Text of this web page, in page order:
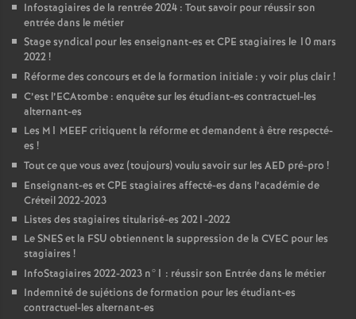
Infostagiaires de la rentrée 2024 : Tout savoir pour réussir son
entrée dans le métier
Stage syndical pour les enseignant-es etCPE stagiaires le 10 mars
2022!
Réforme des concours et de la formation initiale : y voir plus clair!
C’est l’ECAtombe : enquête sur les étudiant-es contractuel-les
alternant-es
Les M1 MEEFcritiquent la réforme et demandent à être respecté-
es !
Tout ce que vous avez (toujours) voulu savoir sur les AED pré-pro !
Enseignant-es etCPE stagiaires affecté-es dans l’académie de
Créteil 2022-2023
Listes des stagiaires titularisé-es 2021-2022
LeSNESet la FSU obtiennent la suppression de la CVEC pour les
stagiaires !
InfoStagiaires 2022-2023 n°1 : réussir son Entrée dans le métier
Indemnité de sujétions de formation pour les étudiant-es
contractuel-les alternant-es